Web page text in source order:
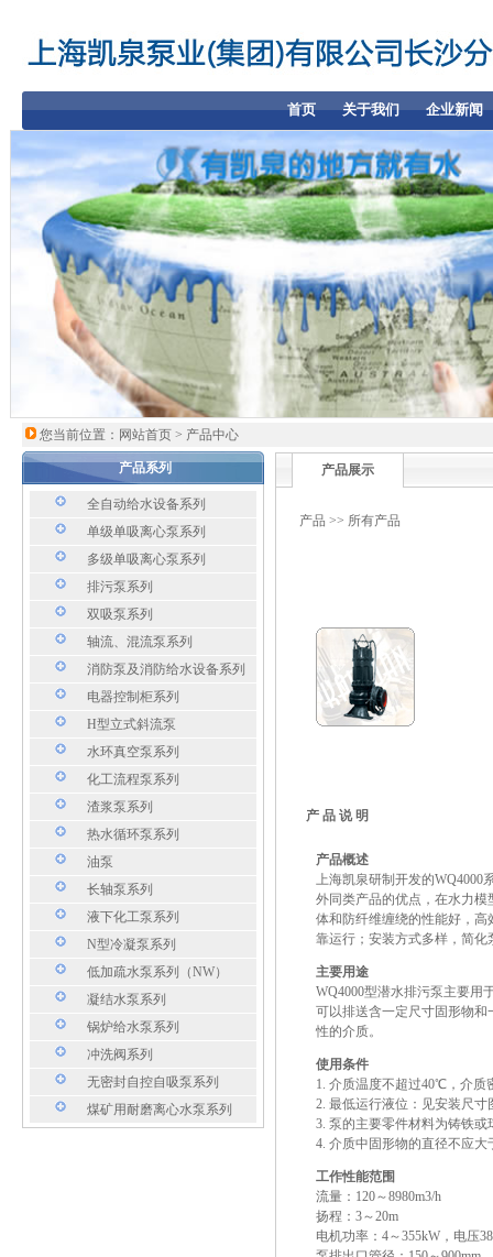
首页 关于我们 企业新闻
您当前位置： 网站首页 > 产品中心
产品系列
全自动给水设备系列
单级单吸离心泵系列
多级单吸离心泵系列
排污泵系列
双吸泵系列
轴流、混流泵系列
消防泵及消防给水设备系列
电器控制柜系列
H型立式斜流泵
水环真空泵系列
化工流程泵系列
渣浆泵系列
热水循环泵系列
油泵
长轴泵系列
液下化工泵系列
N型冷凝泵系列
低加疏水泵系列（NW）
凝结水泵系列
锅炉给水泵系列
冲洗阀系列
无密封自控自吸泵系列
煤矿用耐磨离心水泵系列
产品展示
产品 >> 所有产品
产 品 说 明
产品概述
上海凯泉研制开发的WQ4000
外同类产品的优点，在水力
体和防纤维缠绕的性能好，
靠运行；安装方式多样，简化
主要用途
WQ4000型潜水排污泵主要用
可以排送含一定尺寸固形物
性的介质。
使用条件
1. 介质温度不超过40℃，介质
2. 最低运行液位：见安装尺
3. 泵的主要零件材料为铸铁
4. 介质中固形物的直径不应
工作性能范围
流量：120～8980m3/h
扬程：3～20m
电机功率：4～355kW，电压